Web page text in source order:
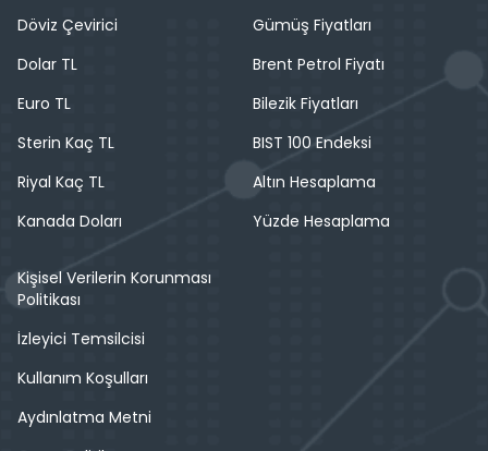
Döviz Çevirici
Dolar TL
Euro TL
Sterin Kaç TL
Riyal Kaç TL
Kanada Doları
Gümüş Fiyatları
Brent Petrol Fiyatı
Bilezik Fiyatları
BIST 100 Endeksi
Altın Hesaplama
Yüzde Hesaplama
Kişisel Verilerin Korunması
Politikası
İzleyici Temsilcisi
Kullanım Koşulları
Aydınlatma Metni